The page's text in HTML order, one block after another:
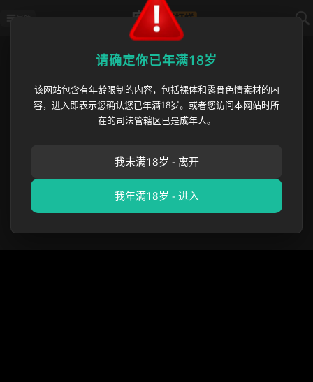
重庆女检察官 王维丹
重庆女检察官 王维丹 与亿万富豪
何昌秋 不正当关系被实名举报 原
请确定你已年满18岁
该网站包含有年龄限制的内容，包括裸体和露骨色情素材的内
容，进入即表示您确认您已年满18岁。或者您访问本网站时所
在的司法管辖区已是成年人。
我未满18岁 - 离开
我年满18岁 - 进入